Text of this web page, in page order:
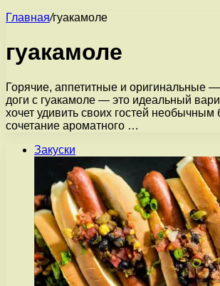
Главная/гуакамоле
гуакамоле
Горячие, аппетитные и оригинальные
доги с гуакамоле — это идеальный
хочет удивить своих гостей
сочетание ароматного …
Закуски